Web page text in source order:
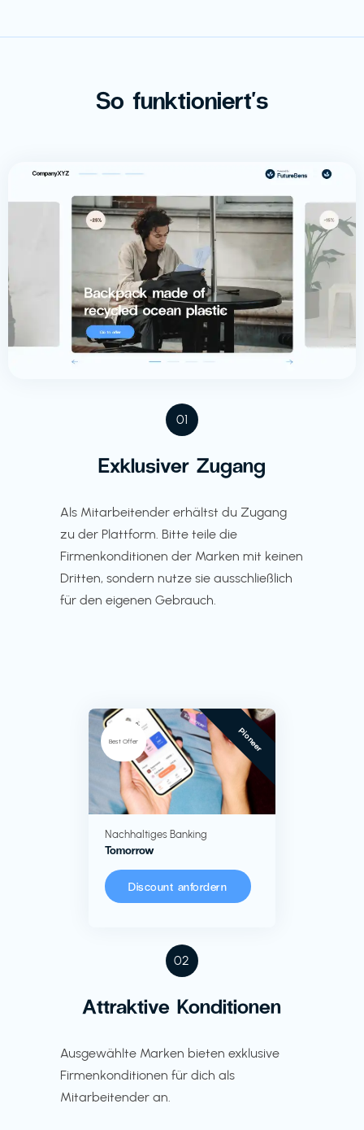
So funktioniert's
01
Exklusiver Zugang
Als Mitarbeitender erhältst du Zugang
zu der Plattform. Bitte teile die
Firmenkonditionen der Marken mit keinen
Dritten, sondern nutze sie ausschließlich
für den eigenen Gebrauch.
02
Attraktive Konditionen
Ausgewählte Marken bieten exklusive
Firmenkonditionen für dich als
Mitarbeitender an.
Best Offer Pioneer
Nachhaltiges Banking
Tomorrow
Discount anfordern